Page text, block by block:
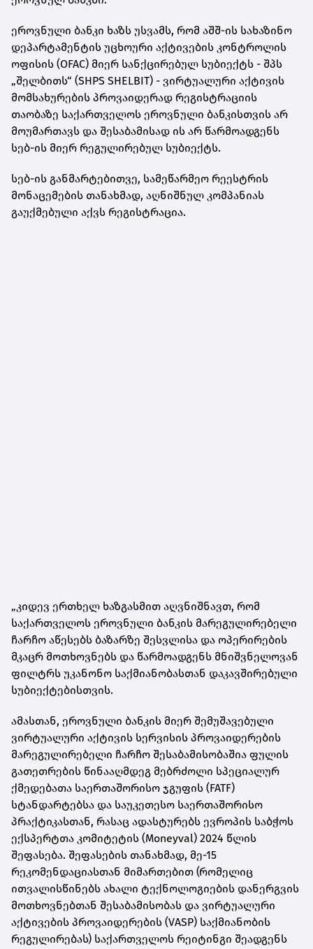
ეროვნული ბანკი ხაზს უსვამს, რომ აშშ-ის სახაზინო
დეპარტამენტის უცხოური აქტივების კონტროლის
ოფისის (OFAC) მიერ სანქცირებულ სუბიექტს - შპს
„შელბითს“ (SHPS SHELBIT) - ვირტუალური აქტივის
მომსახურების პროვაიდერად რეგისტრაციის
თაობაზე საქართველოს ეროვნული ბანკისთვის არ
მოუმართავს და შესაბამისად ის არ წარმოადგენს
სებ-ის მიერ რეგულირებულ სუბიექტს.
სებ-ის განმარტებითვე, სამეწარმეო რეესტრის
მონაცემების თანახმად, აღნიშნულ კომპანიას
გაუქმებული აქვს რეგისტრაცია.
„კიდევ ერთხელ ხაზგასმით აღვნიშნავთ, რომ
საქართველოს ეროვნული ბანკის მარეგულირებელი
ჩარჩო აწესებს ბაზარზე შესვლისა და ოპერირების
მკაცრ მოთხოვნებს და წარმოადგენს მნიშვნელოვან
ფილტრს უკანონო საქმიანობასთან დაკავშირებული
სუბიექტებისთვის.
ამასთან, ეროვნული ბანკის მიერ შემუშავებული
ვირტუალური აქტივის სერვისის პროვაიდერების
მარეგულირებელი ჩარჩო შესაბამისობაშია ფულის
გათეთრების წინააღმდეგ მებრძოლი სპეციალურ
ქმედებათა საერთაშორისო ჯგუფის (FATF)
სტანდარტებსა და საუკეთესო საერთაშორისო
პრაქტიკასთან, რასაც ადასტურებს ევროპის საბჭოს
ექსპერტთა კომიტეტის (Moneyval) 2024 წლის
შეფასება. შეფასების თანახმად, მე-15
რეკომენდაციასთან მიმართებით (რომელიც
ითვალისწინებს ახალი ტექნოლოგიების დანერგვის
მოთხოვნებთან შესაბამისობას და ვირტუალური
აქტივების პროვაიდერების (VASP) საქმიანობის
რეგულირებას) საქართველოს რეიტინგი შეადგენს